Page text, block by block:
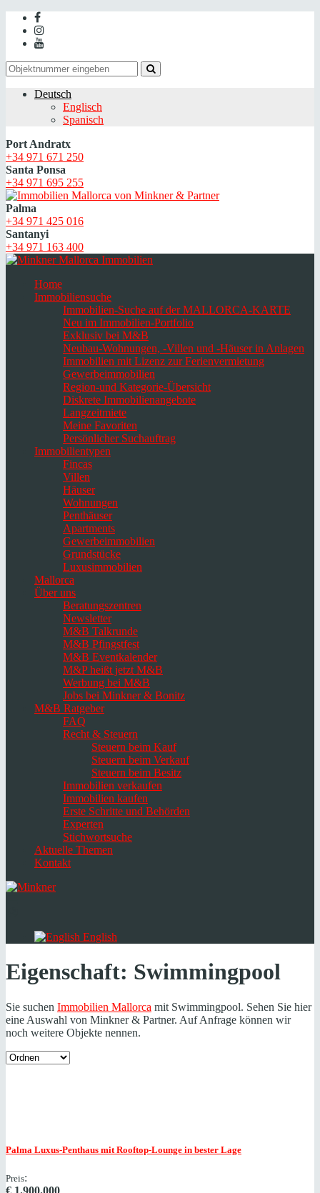
Deutsch
Englisch
Spanisch
Port Andratx
+34 971 671 250
Santa Ponsa
+34 971 695 255
Palma
+34 971 425 016
Santanyi
+34 971 163 400
Home
Immobiliensuche
Immobilien-Suche auf der MALLORCA-KARTE
Neu im Immobilien-Portfolio
Exklusiv bei M&B
Neubau-Wohnungen, -Villen und -Häuser in Anlagen
Immobilien mit Lizenz zur Ferienvermietung
Gewerbeimmobilien
Region-und Kategorie-Übersicht
Diskrete Immobilienangebote
Langzeitmiete
Meine Favoriten
Persönlicher Suchauftrag
Immobilientypen
Fincas
Villen
Häuser
Wohnungen
Penthäuser
Apartments
Gewerbeimmobilien
Grundstücke
Luxusimmobilien
Mallorca
Über uns
Beratungszentren
Newsletter
M&B Talkrunde
M&B Pfingstfest
M&B Eventkalender
M&P heißt jetzt M&B
Werbung bei M&B
Jobs bei Minkner & Bonitz
M&B Ratgeber
FAQ
Recht & Steuern
Steuern beim Kauf
Steuern beim Verkauf
Steuern beim Besitz
Immobilien verkaufen
Immobilien kaufen
Erste Schritte und Behörden
Experten
Stichwortsuche
Aktuelle Themen
Kontakt
English
Eigenschaft: Swimmingpool
Sie suchen Immobilien Mallorca mit Swimmingpool. Sehen Sie hier
eine Auswahl von Minkner & Partner. Auf Anfrage können wir
noch weitere Objekte nennen.
Palma Luxus-Penthaus mit Rooftop-Lounge in bester Lage
Preis: